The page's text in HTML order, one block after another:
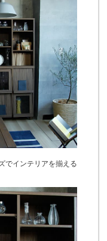
でインテリアを揃える